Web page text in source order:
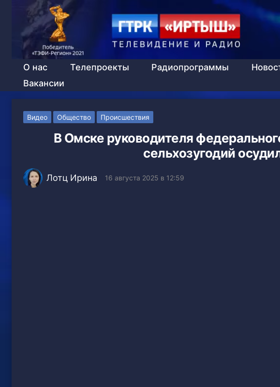
О нас Телепроекты Радиопрограммы
Вакансии
Видео Общество Происшествия
В Омске руководителя
сельхозугодий
Лотц Ирина 16 августа 2025 в 12:59